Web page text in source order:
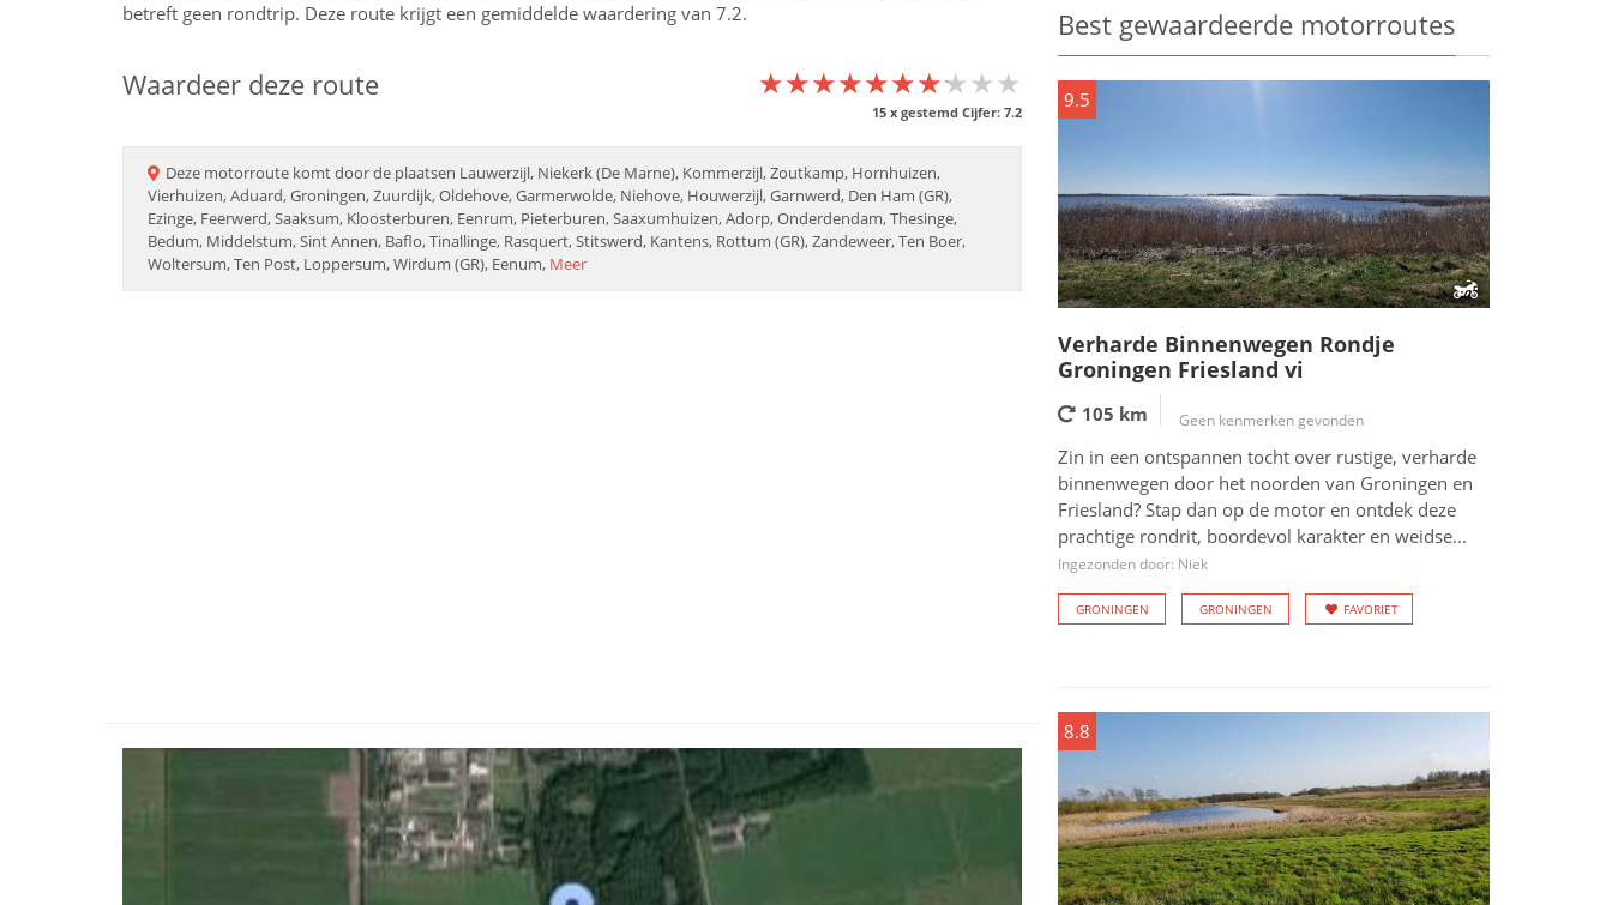
betreft geen rondtrip. Deze route krijgt een gemiddelde waardering van 7.2.
Waardeer deze route ★★★★★★★★★★
★★★★★★★★★★
★★★★★★★★★★
15x gestemd Cijfer: 7.2
Deze motorroute komt door de plaatsen Lauwerzijl, Niekerk (De Marne), Kommerzijl, Zoutkamp, Hornhuizen,
Vierhuizen, Aduard, Groningen, Zuurdijk, Oldehove, Garmerwolde, Niehove, Houwerzijl, Garnwerd, Den Ham (GR),
Ezinge, Feerwerd, Saaksum, Kloosterburen, Eenrum, Pieterburen, Saaxumhuizen, Adorp, Onderdendam, Thesinge,
Bedum, Middelstum, Sint Annen, Baflo, Tinallinge, Rasquert, Stitswerd, Kantens, Rottum (GR), Zandeweer, Ten Boer,
Woltersum, Ten Post, Loppersum, Wirdum (GR), Eenum, Meer
Best gewaardeerde motorroutes
9.5
Verharde Binnenwegen Rondje
Groningen Friesland vi
105 km Geen kenmerken gevonden
Zin in een ontspannen tocht over rustige, verharde
binnenwegen door het noorden van Groningen en
Friesland? Stap dan op de motor en ontdek deze
prachtige rondrit, boordevol karakter en weidse...
Ingezonden door: Niek
GRONINGEN GRONINGEN FAVORIET
8.8